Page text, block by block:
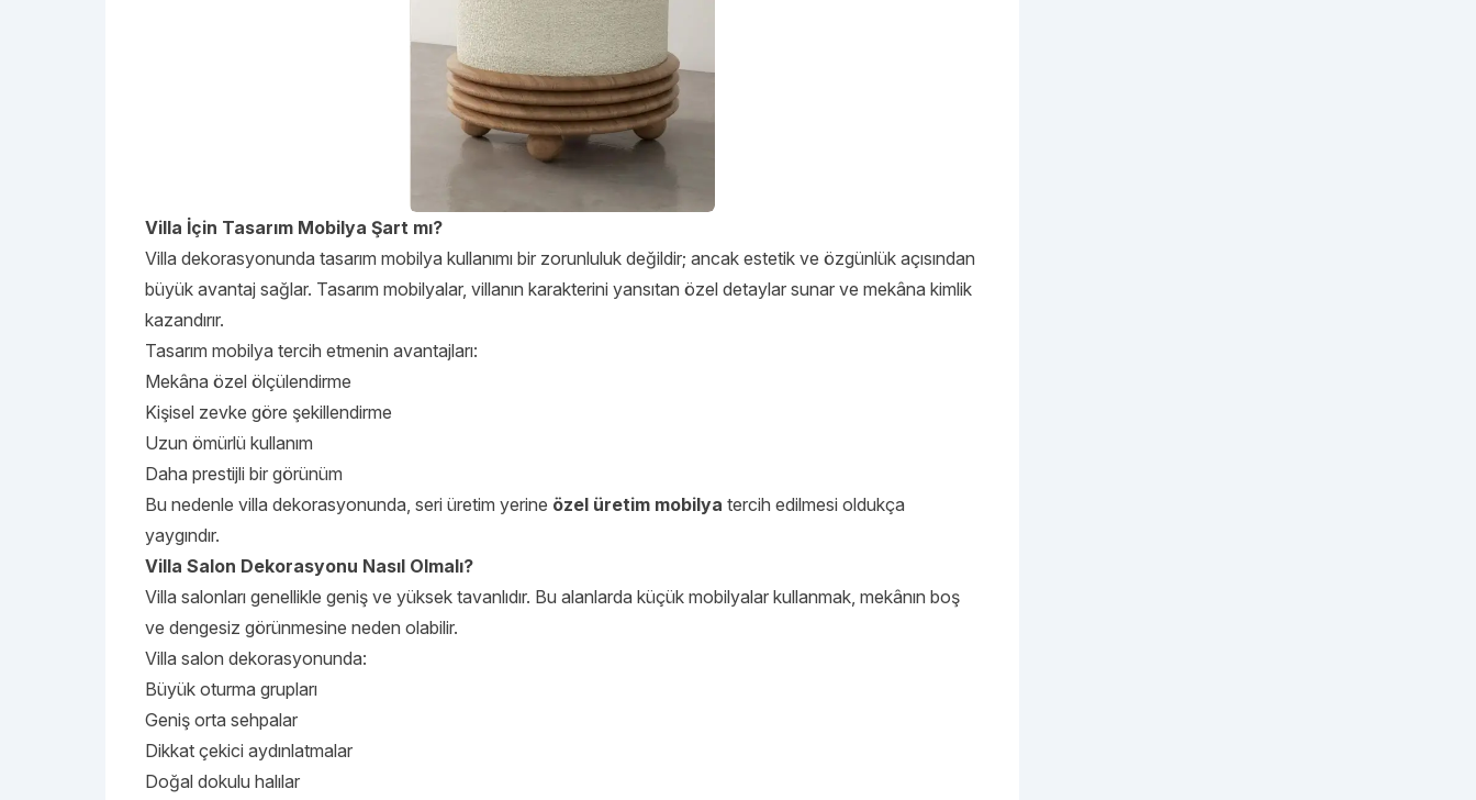
Villa İçin Tasarım Mobilya Şart mı?
Villa dekorasyonunda tasarım mobilya kullanımı bir zorunluluk değildir; ancak estetik ve özgünlük açısından
büyük avantaj sağlar. Tasarım mobilyalar, villanın karakterini yansıtan özel detaylar sunar ve mekâna kimlik
kazandırır.
Tasarım mobilya tercih etmenin avantajları:
Mekâna özel ölçülendirme
Kişisel zevke göre şekillendirme
Uzun ömürlü kullanım
Daha prestijli bir görünüm
Bu nedenle villa dekorasyonunda, seri üretim yerine özel üretim mobilya tercih edilmesi oldukça
yaygındır.
Villa Salon Dekorasyonu Nasıl Olmalı?
Villa salonları genellikle geniş ve yüksek tavanlıdır. Bu alanlarda küçük mobilyalar kullanmak, mekânın boş
ve dengesiz görünmesine neden olabilir.
Villa salon dekorasyonunda:
Büyük oturma grupları
Geniş orta sehpalar
Dikkat çekici aydınlatmalar
Doğal dokulu halılar